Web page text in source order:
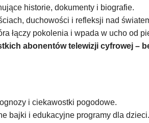
historie, dokumenty i biografie.
duchowości i refleksji nad
łączy pokolenia i wpada w ucho od
abonentów telewizji cyfrowej –
i ciekawostki pogodowe.
bajki i edukacyjne programy dla dzieci.